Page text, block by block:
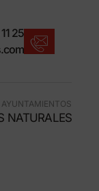
25
NATURALES